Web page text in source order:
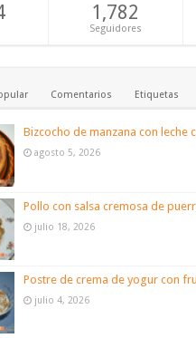
1,782
Seguidores
Comentarios Etiquetas
Bizcocho de manzana con leche
agosto 5, 2026
Pollo con salsa cremosa de
julio 18, 2026
Postre de crema de yogur con
julio 4, 2026